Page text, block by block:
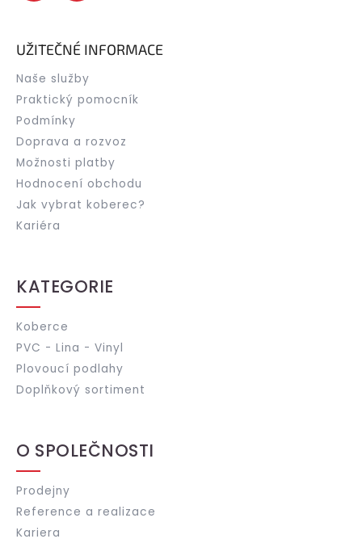
UŽITEČNÉ INFORMACE
Naše služby
Praktický pomocník
Podmínky
Doprava a rozvoz
Možnosti platby
Hodnocení obchodu
Jak vybrat koberec?
Kariéra
KATEGORIE
Koberce
PVC - Lina - Vinyl
Plovoucí podlahy
Doplňkový sortiment
O SPOLEČNOSTI
Prodejny
Reference a realizace
Kariera